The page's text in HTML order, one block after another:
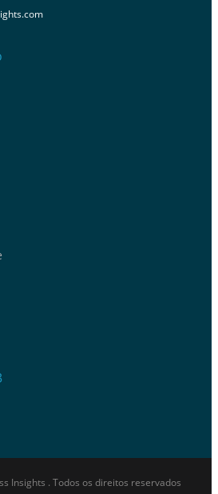
Insights . Todos os direitos reservados